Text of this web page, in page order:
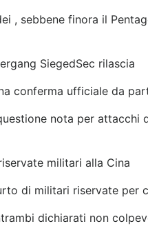
, sebbene finora il
SiegedSec rilascia
conferma ufficiale da
nota per attacchi
militari alla Cina
di militari riservate per
dichiarati non